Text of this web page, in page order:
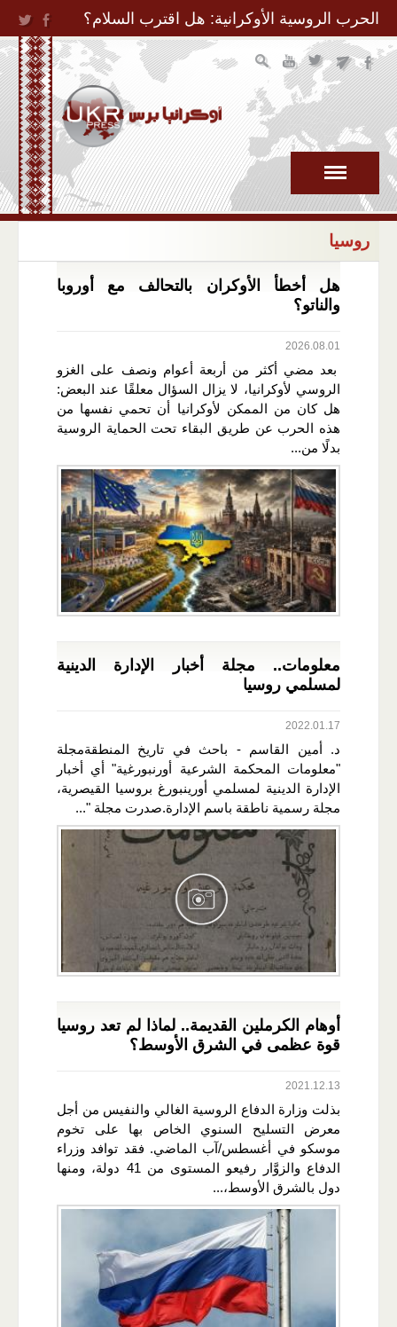
Jump to Navigation
الحرب الروسية الأوكرانية: هل اقترب السلام؟
روسيا
هل أخطأ الأوكران بالتحالف مع أوروبا
والناتو؟
2026.08.01
بعد مضي أكثر من أربعة أعوام ونصف على الغزو
الروسي لأوكرانيا، لا يزال السؤال معلقًا عند البعض:
هل كان من الممكن لأوكرانيا أن تحمي نفسها من
هذه الحرب عن طريق البقاء تحت الحماية الروسية
بدلًا من...
معلومات.. مجلة أخبار الإدارة الدينية
لمسلمي روسيا
2022.01.17
د. أمين القاسم - باحث في تاريخ المنطقةمجلة
"معلومات المحكمة الشرعية أورنبورغية" أي أخبار
الإدارة الدينية لمسلمي أورينبورغ بروسيا القيصرية،
مجلة رسمية ناطقة باسم الإدارة.صدرت مجلة "...
أوهام الكرملين القديمة.. لماذا لم تعد روسيا
قوة عظمى في الشرق الأوسط؟
2021.12.13
بذلت وزارة الدفاع الروسية الغالي والنفيس من أجل
معرض التسليح السنوي الخاص بها على تخوم
موسكو في أغسطس/آب الماضي. فقد توافد وزراء
الدفاع والزوَّار رفيعو المستوى من 41 دولة، ومنها
دول بالشرق الأوسط،...